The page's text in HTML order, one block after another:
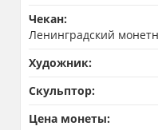
Чекан:
Ленинградский
Художник:
Скульптор:
Цена монеты: